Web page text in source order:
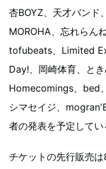
杏BOYZ、天才バンド
MOROHA、忘れらん
tofubeats、Limited
Day!、岡崎体育、と
Homecomings、bed
シマセイジ、
者の発表を予定してい
チケットの先行販売